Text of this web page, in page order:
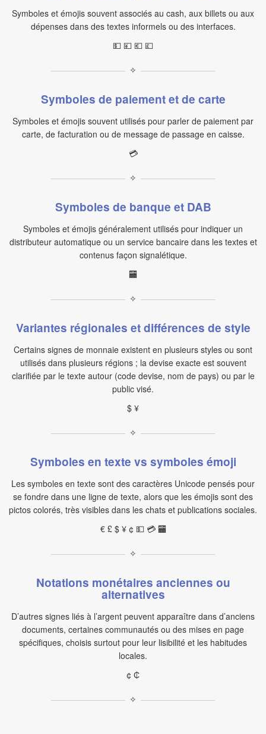
Symboles et émojis souvent associés au cash, aux billets ou aux
dépenses dans des textes informels ou des interfaces.
💵 💴 💶 💷
✧
Symboles de paiement et de carte
Symboles et émojis souvent utilisés pour parler de paiement par
carte, de facturation ou de message de passage en caisse.
💳
✧
Symboles de banque et DAB
Symboles et émojis généralement utilisés pour indiquer un
distributeur automatique ou un service bancaire dans les textes et
contenus façon signalétique.
🏧
✧
Variantes régionales et différences de style
Certains signes de monnaie existent en plusieurs styles ou sont
utilisés dans plusieurs régions ; la devise exacte est souvent
clarifiée par le texte autour (code devise, nom de pays) ou par le
public visé.
$ ¥
✧
Symboles en texte vs symboles émoji
Les symboles en texte sont des caractères Unicode pensés pour
se fondre dans une ligne de texte, alors que les émojis sont des
pictos colorés, très visibles dans les chats et publications sociales.
€ £ $ ¥ ¢ 💵 💳 🏧
✧
Notations monétaires anciennes ou
alternatives
D’autres signes liés à l’argent peuvent apparaître dans d’anciens
documents, certaines communautés ou des mises en page
spécifiques, choisis surtout pour leur lisibilité et les habitudes
locales.
¢ ₵
✧